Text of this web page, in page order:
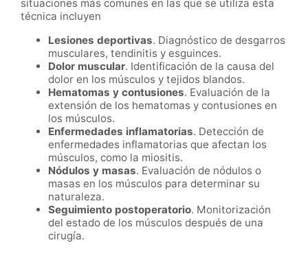
situaciones más comunes en las que se utiliza esta
técnica incluyen
Lesiones deportivas. Diagnóstico de desgarros
musculares, tendinitis y esguinces.
Dolor muscular. Identificación de la causa del
dolor en los músculos y tejidos blandos.
Hematomas y contusiones. Evaluación de la
extensión de los hematomas y contusiones en
los músculos.
Enfermedades inflamatorias. Detección de
enfermedades inflamatorias que afectan los
músculos, como la miositis.
Nódulos y masas. Evaluación de nódulos o
masas en los músculos para determinar su
naturaleza.
Seguimiento postoperatorio. Monitorización
del estado de los músculos después de una
cirugía.